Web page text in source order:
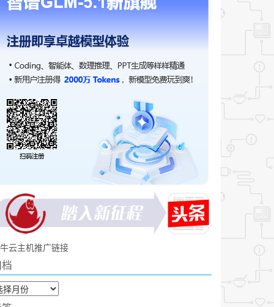
云主机推广链接